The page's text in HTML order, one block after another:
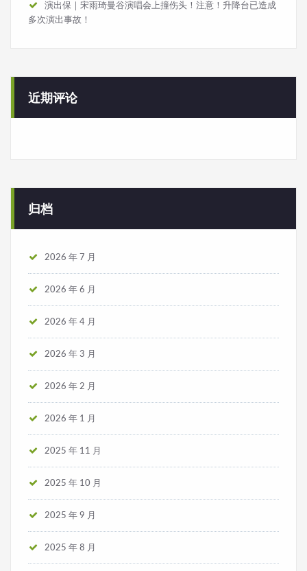
演出保｜宋雨琦曼谷演唱会上撞伤头！注意！升降台已造成
多次演出事故！
近期评论
归档
2026 年 7 月
2026 年 6 月
2026 年 4 月
2026 年 3 月
2026 年 2 月
2026 年 1 月
2025 年 11 月
2025 年 10 月
2025 年 9 月
2025 年 8 月